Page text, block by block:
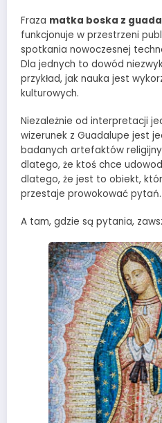
Fraza matka boska z
funkcjonuje w przestrzeni
spotkania nowoczesnej
Dla jednych to dowód
przykład, jak nauka jest
kulturowych.
Niezależnie od interpretacji
wizerunek z Guadalupe jest
badanych artefaktów
dlatego, że ktoś chce
dlatego, że jest to obiekt,
przestaje prowokować pytań.
A tam, gdzie są pytania,